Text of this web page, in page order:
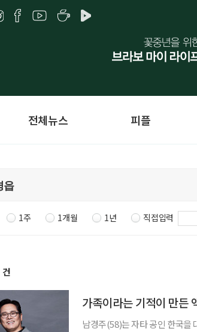
전체뉴스 피플
1주 1개월 1년 직접입력
건
가족이라는 기적이 만든
남경주(58)는 자타 공인 한국을